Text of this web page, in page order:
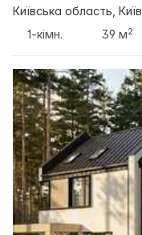
Київська область, Київ
1-кімн.
39 м2